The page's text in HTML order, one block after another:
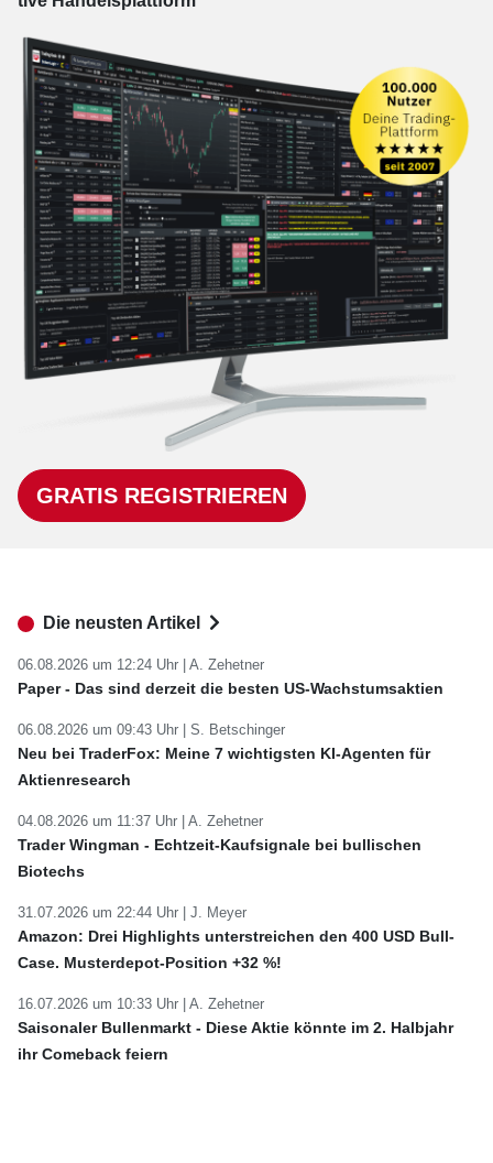
GRATIS REGISTRIEREN
Die neusten Artikel
06.08.2026 um 12:24 Uhr | A. Zehetner
Paper - Das sind derzeit die besten US-Wachstumsaktien
06.08.2026 um 09:43 Uhr | S. Betschinger
Neu bei TraderFox: Meine 7 wichtigsten KI-Agenten für
Aktienresearch
04.08.2026 um 11:37 Uhr | A. Zehetner
Trader Wingman - Echtzeit-Kaufsignale bei bullischen
Biotechs
31.07.2026 um 22:44 Uhr | J. Meyer
Amazon: Drei Highlights unterstreichen den 400 USD Bull-
Case. Musterdepot-Position +32 %!
16.07.2026 um 10:33 Uhr | A. Zehetner
Saisonaler Bullenmarkt - Diese Aktie könnte im 2. Halbjahr
ihr Comeback feiern